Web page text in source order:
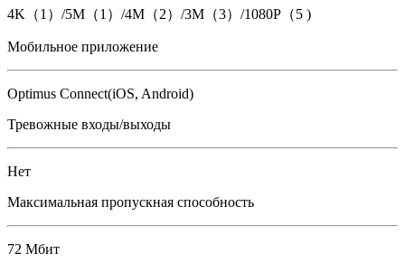
4K（1）/5M（1）/4M（2）/3M（3）/1080P（5 )
Мобильное приложение
Optimus Connect(iOS, Android)
Тревожные входы/выходы
Нет
Максимальная пропускная способность
72 Мбит